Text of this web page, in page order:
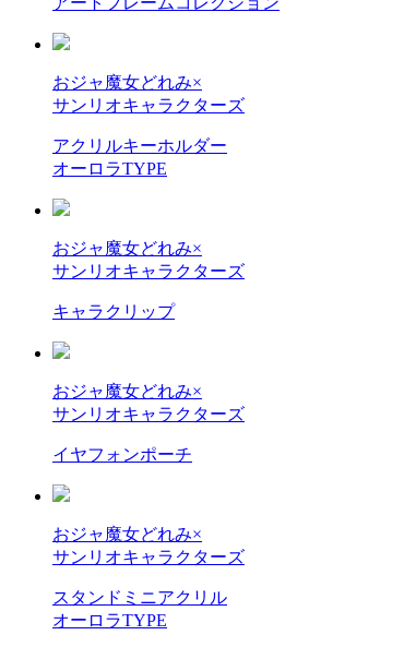
おジャ魔女どれみ×
サンリオキャラクターズ
アクリルキーホルダー
オーロラTYPE
おジャ魔女どれみ×
サンリオキャラクターズ
キャラクリップ
おジャ魔女どれみ×
サンリオキャラクターズ
イヤフォンポーチ
おジャ魔女どれみ×
サンリオキャラクターズ
スタンドミニアクリル
オーロラTYPE